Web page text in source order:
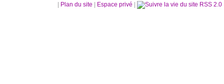
Plan du site Espace privé RSS 2.0